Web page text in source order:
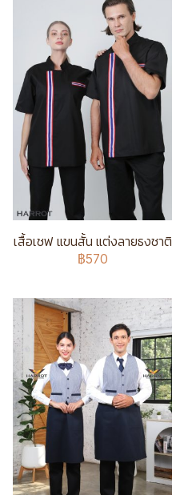
เสื้อเชฟ แขนสั้น แต่งลายธงชาติ
฿570